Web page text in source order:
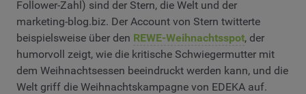
Follower-Zahl) sind der Stern, die Welt und der
marketing-blog.biz. Der Account von Stern twitterte
beispielsweise über den REWE-Weihnachtsspot, der
humorvoll zeigt, wie die kritische Schwiegermutter mit
dem Weihnachtsessen beeindruckt werden kann, und die
Welt griff die Weihnachtskampagne von EDEKA auf.